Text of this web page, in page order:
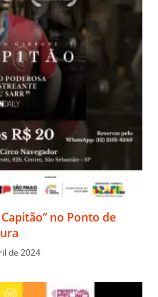
no Ponto de
de 2024